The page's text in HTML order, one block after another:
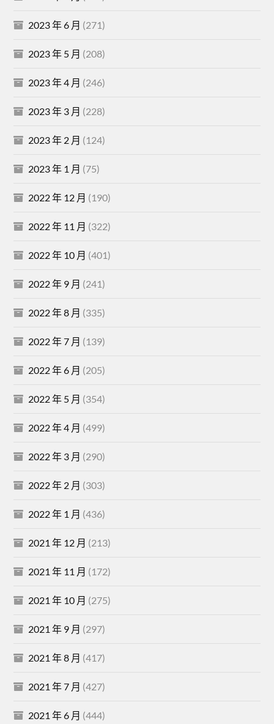
2023 年 6 月 (271)
2023 年 5 月 (208)
2023 年 4 月 (246)
2023 年 3 月 (228)
2023 年 2 月 (124)
2023 年 1 月 (75)
2022 年 12 月 (190)
2022 年 11 月 (322)
2022 年 10 月 (401)
2022 年 9 月 (241)
2022 年 8 月 (335)
2022 年 7 月 (139)
2022 年 6 月 (205)
2022 年 5 月 (354)
2022 年 4 月 (499)
2022 年 3 月 (290)
2022 年 2 月 (303)
2022 年 1 月 (436)
2021 年 12 月 (213)
2021 年 11 月 (172)
2021 年 10 月 (275)
2021 年 9 月 (297)
2021 年 8 月 (417)
2021 年 7 月 (427)
2021 年 6 月 (444)